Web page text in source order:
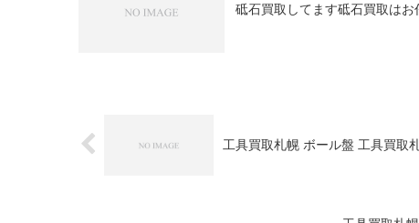
砥石買取してます砥石買取は
工具買取札幌 ボール盤 工具買取